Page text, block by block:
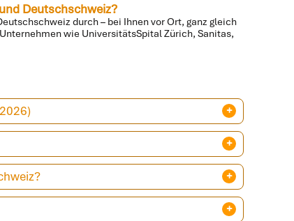
Deutschschweiz?
durch – bei Ihnen vor Ort, ganz gleich
wie UniversitätsSpital Zürich, Sanitas,